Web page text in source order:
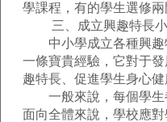
學課程，有的學生選修兩
三、成立興趣特長小
中小學成立各種興趣
一條寶貴經驗，它對于
趣特長、促進學生身心健
一般來說，每個學生
面向全體來說，學校應